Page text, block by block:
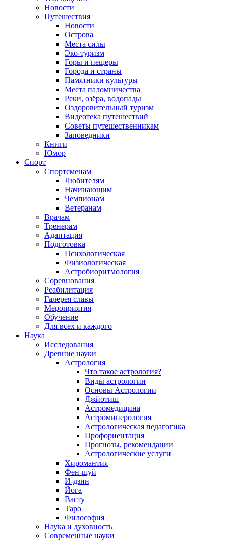
Новости
Путешествия
Новости
Острова
Места силы
Эко-туризм
Горы и пещеры
Города и страны
Памятники культуры
Места паломничества
Реки, озёра, водопады
Оздоровительный туризм
Видеотека путешествий
Советы путешественникам
Заповедники
Книги
Юмор
Спорт
Спортсменам
Любителям
Начинающим
Чемпионам
Ветеранам
Врачам
Тренерам
Адаптация
Подготовка
Психологическая
Физиологическая
Астробиоритмология
Соревнования
Реабилитация
Галерея славы
Мероприятия
Обучение
Для всех и каждого
Наука
Исследования
Древние науки
Астрология
Что такое астрология?
Виды астрологии
Основы Астрологии
Джйотиш
Астромедицина
Астроминерология
Астрологическая педагогика
Профориентация
Прогнозы, рекомендации
Астрологические услуги
Хиромантия
Фен-шуй
И-дзин
Йога
Васту
Таро
Философия
Наука и духовность
Современные науки